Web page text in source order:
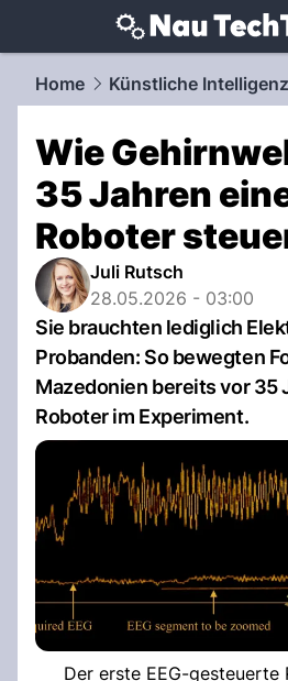
techtrends.NAU.ch
Home Künstliche Intelligenz
Wie
35 Jahren
Roboter
Juli Rutsch
28.05.2026 - 03:00
Sie brauchten lediglich
Probanden: So bewegten
Mazedonien bereits vor 35
Roboter im Experiment.
Der erste EEG-